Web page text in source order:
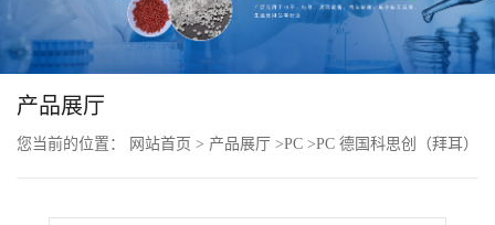
页
公
产品展厅
您当前的位置： 网站首页 > 产品展厅 >PC >PC 德国科思创（拜耳）